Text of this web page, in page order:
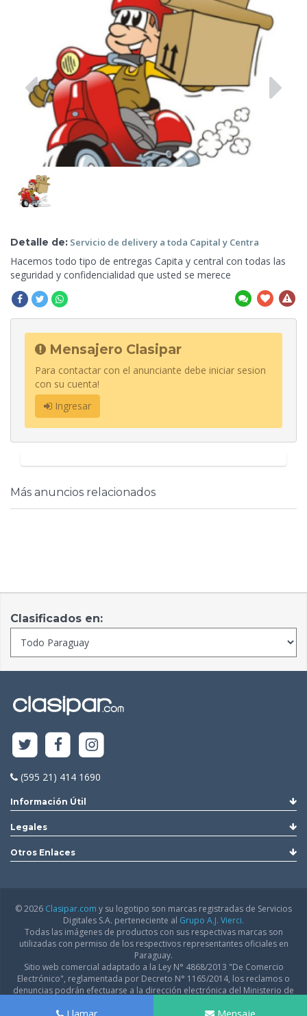
Detalle de: Servicio de delivery a toda Capital y Centra
Hacemostodo tipo de entregas Capita y central con todas las
seguridad y confidencialidad que usted se merece
Mensajero Clasipar
Para contactar con el anunciante debe iniciar sesion
con su cuenta!
Ingresar
Más anuncios relacionados
Clasificados en:
(595 21) 414 1690
Información Útil
Legales
Otros Enlaces
© 2026 Clasipar.com y su logotipo son marcas registradas de Servicios
Digitales S.A. perteneciente al Grupo A.J. Vierci.
Todas las imágenes de productos con sus respectivas marcas son
utilizadas con permiso de los respectivos representantes oficiales en
Paraguay.
Sitio web comercial adaptado a la Ley N° 4868/2013 "De Comercio
Electrónico", reglamentada por Decreto N° 1165/2014, los reclamos o
denuncias podrán efectuarse a la dirección electrónica del Ministerio de